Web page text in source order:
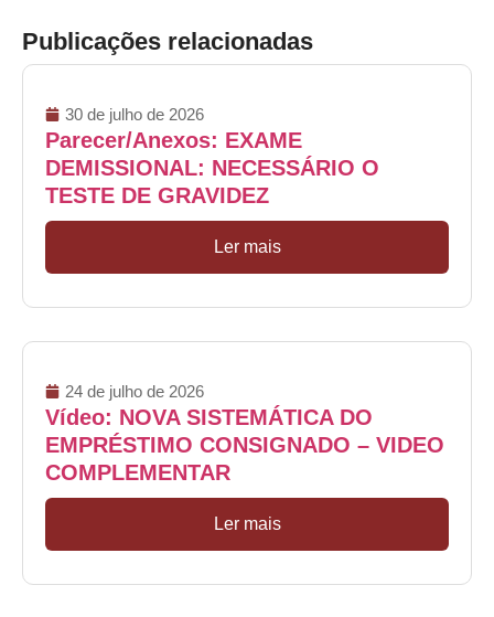
Publicações relacionadas
30 de julho de 2026
Parecer/Anexos: EXAME
DEMISSIONAL: NECESSÁRIO O
TESTE DE GRAVIDEZ
Ler mais
24 de julho de 2026
Vídeo: NOVA SISTEMÁTICA DO
EMPRÉSTIMO CONSIGNADO – VIDEO
COMPLEMENTAR
Ler mais